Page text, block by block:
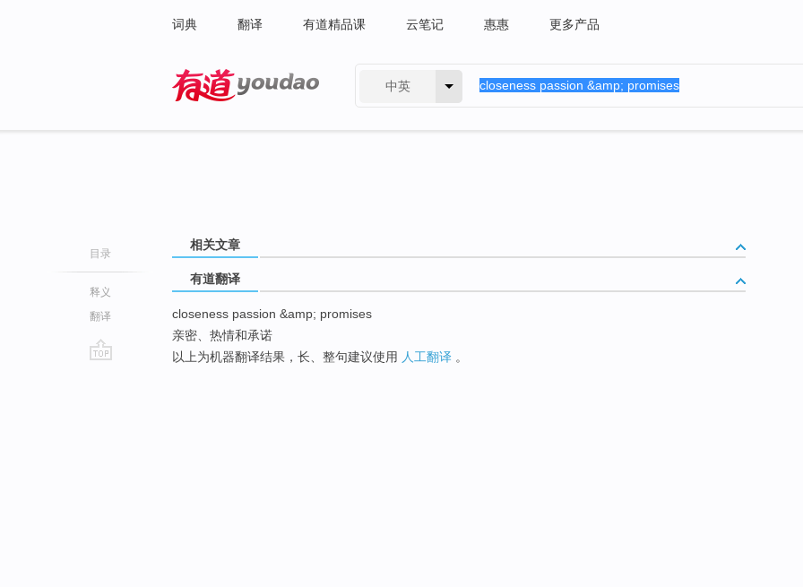
词典 翻译 有道精品课 云笔记 惠惠 更多产品
中英
目录
释义
翻译
相关文章
有道翻译
closeness passion &amp; promises
亲密、热情和承诺
以上为机器翻译结果，长、整句建议使用 人工翻译 。